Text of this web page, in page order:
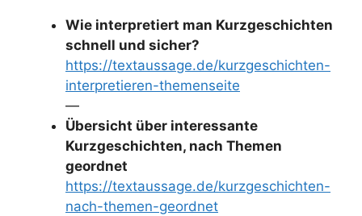
Wie interpretiert man Kurzgeschichten
schnell und sicher?
https://textaussage.de/kurzgeschichten-
interpretieren-themenseite
—
Übersicht über interessante
Kurzgeschichten, nach Themen
geordnet
https://textaussage.de/kurzgeschichten-
nach-themen-geordnet